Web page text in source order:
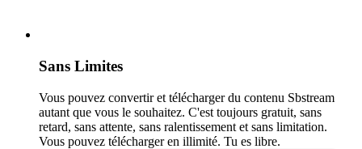
Sans Limites
Vous pouvez convertir et télécharger du contenu Sbstream
autant que vous le souhaitez. C'est toujours gratuit, sans
retard, sans attente, sans ralentissement et sans limitation.
Vous pouvez télécharger en illimité. Tu es libre.